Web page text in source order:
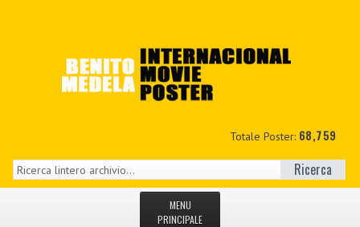
Totale Poster: 68,759
Ricerca
MENU
PRINCIPALE